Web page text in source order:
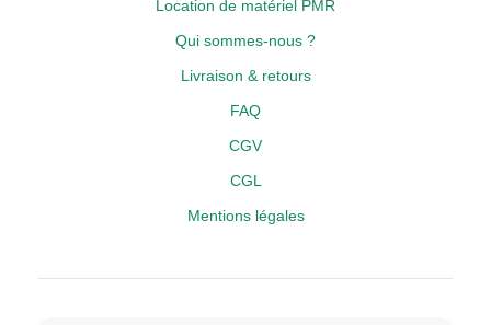
Location de matériel PMR
Qui sommes-nous ?
Livraison & retours
FAQ
CGV
CGL
Mentions légales